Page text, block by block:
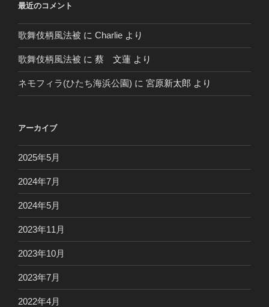
最近のコメント
歌舞伎柄風法被 に Charlie より
歌舞伎柄風法被 に 蔡 文蓮 より
ネモフィラ(ひたち海浜公園) に 宮原新太郎 より
アーカイブ
2025年5月
2024年7月
2024年5月
2023年11月
2023年10月
2023年7月
2022年4月